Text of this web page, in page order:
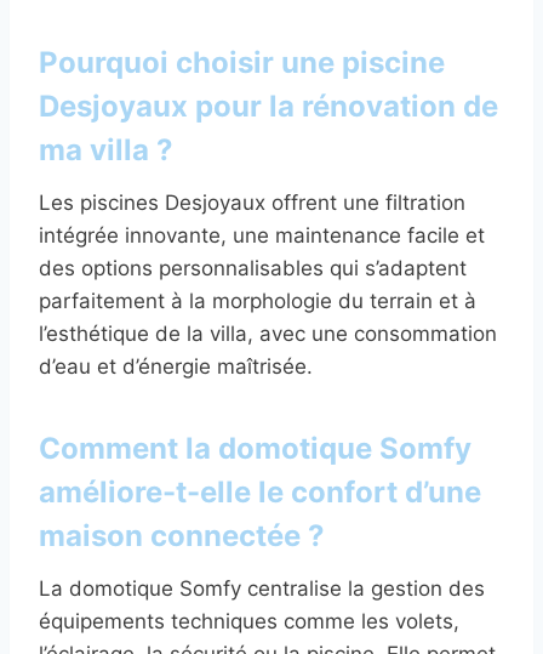
Pourquoi choisir une piscine
Desjoyaux pour la rénovation de
ma villa ?
Les piscines Desjoyaux offrent une filtration
intégrée innovante, une maintenance facile et
des options personnalisables qui s’adaptent
parfaitement à la morphologie du terrain et à
l’esthétique de la villa, avec une consommation
d’eau et d’énergie maîtrisée.
Comment la domotique Somfy
améliore-t-elle le confort d’une
maison connectée ?
La domotique Somfy centralise la gestion des
équipements techniques comme les volets,